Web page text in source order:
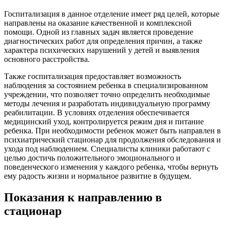
Госпитализация в данное отделение имеет ряд целей, которые
направлены на оказание качественной и комплексной
помощи. Одной из главных задач является проведение
диагностических работ для определения причин, а также
характера психических нарушений у детей и выявления
основного расстройства.
Также госпитализация предоставляет возможность
наблюдения за состоянием ребенка в специализированном
учреждении, что позволяет точно определить необходимые
методы лечения и разработать индивидуальную программу
реабилитации. В условиях отделения обеспечивается
медицинский уход, контролируется режим дня и питание
ребенка. При необходимости ребенок может быть направлен в
психиатрический стационар для продолжения обследования и
ухода под наблюдением. Специалисты клиники работают с
целью достичь положительного эмоционального и
поведенческого изменения у каждого ребенка, чтобы вернуть
ему радость жизни и нормальное развитие в будущем.
Показания к направлению в
стационар